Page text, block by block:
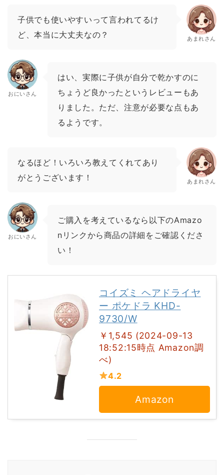
子供でも使いやすいって言われてるけ
ど、本当に大丈夫なの？
あまれさん
おにいさん
はい、実際に子供が自分で乾かすのに
ちょうど良かったというレビューもあ
りました。ただ、注意が必要な点もあ
るようです。
なるほど！いろいろ教えてくれてあり
がとうございます！
あまれさん
おにいさん
ご購入を考えているなら以下のAmazo
nリンクから商品の詳細をご確認くださ
い！
コイズミ ヘアドライヤ
ー ポケドラ KHD-
9730/W
￥1,545 (2024-09-13
18:52:15時点 Amazon調
べ)
4.2
Amazon